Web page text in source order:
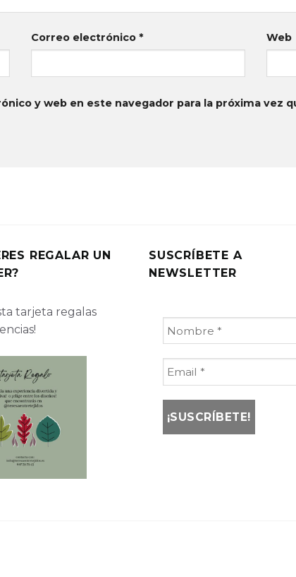
Correo electrónico* Web
y web en este navegador para la próxima vez
REGALAR UN
tarjeta regalas
SUSCRÍBETE A
NEWSLETTER